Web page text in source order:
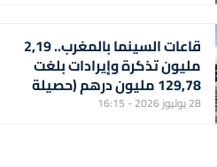
قاعات السينما بالمغرب.. 2,19
مليون تذكرة وإيرادات بلغت
129,78 مليون درهم (حصيلة
2025)
28 يوليوز 2026 - 16:15